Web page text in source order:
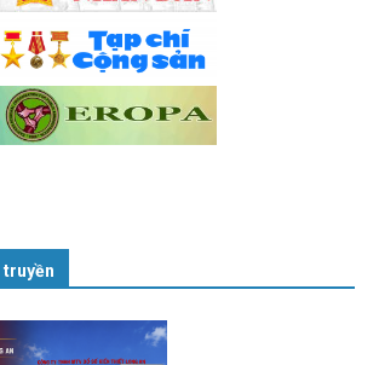
truyền